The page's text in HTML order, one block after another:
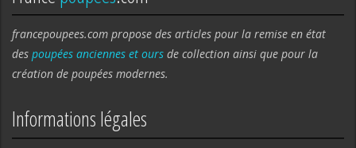
francepoupees.com propose des articles pour la remise en état
des poupées anciennes et ours de collection ainsi que pour la
création de poupées modernes.
Informations légales